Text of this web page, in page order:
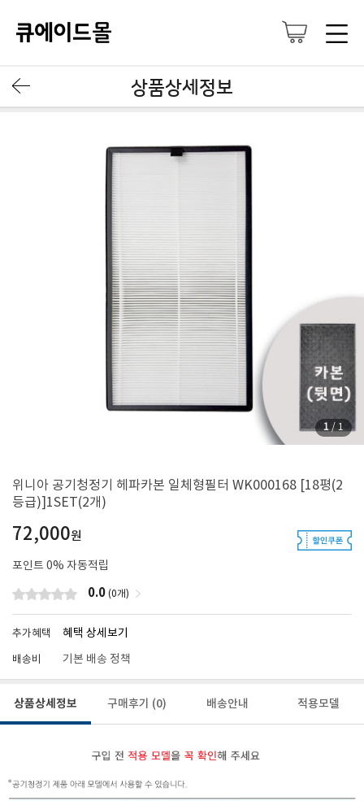
상품상세정보
1/1
위니아 공기청정기 헤파카본 일체형필터 WK000168 [18평(2
등급)]1SET(2개)
72,000원
포인트 0% 자동적립
0.0 (0개)
추가혜택 혜택 상세보기
배송비 기본 배송 정책
상품상세정보 구매후기 (0) 배송안내 적용모델